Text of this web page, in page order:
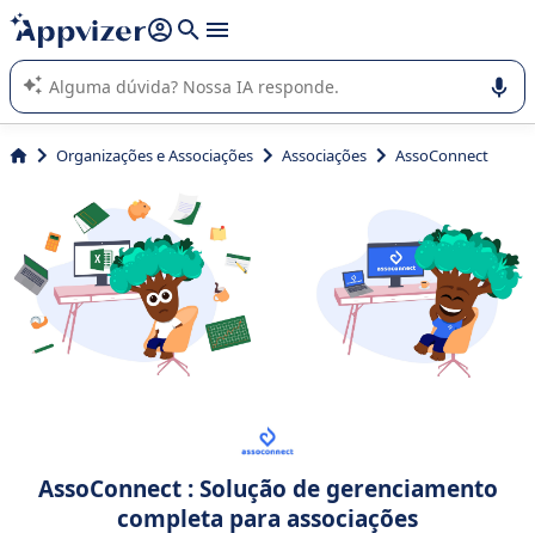
de nossa IA (várias linhas com
A IA do Appvizer o orienta no uso ou na seleção de software
SaaS para sua empresa.
Organizações e Associações Associações AssoConnect
AssoConnect : Solução de gerenciamento
completa para associações